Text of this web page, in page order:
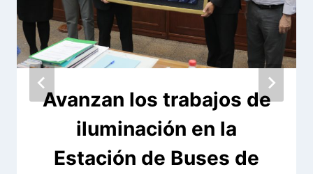
Avanzan los trabajos de
iluminación en la
Estación de Buses de